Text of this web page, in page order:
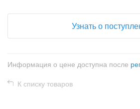
Узнать о
Информация о цене доступна после
К списку товаров